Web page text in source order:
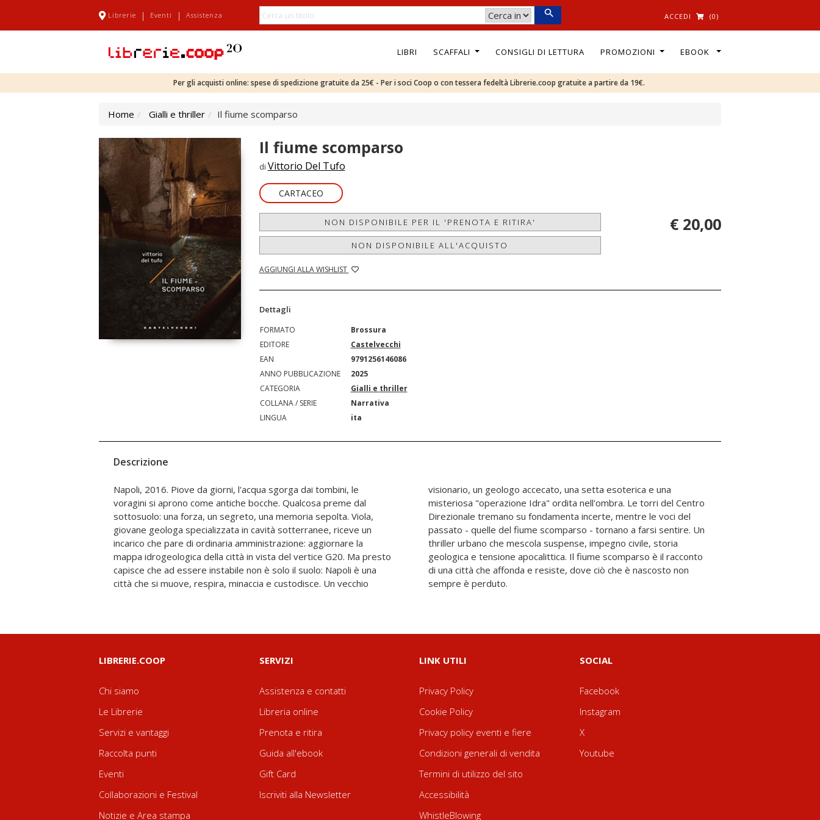
Librerie | Eventi | Assistenza ACCEDI (0)
LIBRI SCAFFALI CONSIGLI DI LETTURA PROMOZIONI EBOOK
Per gli acquisti online: spese di spedizione gratuite da 25€ - Per i soci Coop o con tessera fedeltà Librerie.coop gratuite a partire da 19€.
Home Gialli e thriller Il fiume scomparso
Il fiume scomparso
di Vittorio Del Tufo
CARTACEO
NON DISPONIBILE PER IL 'PRENOTA E RITIRA'
NON DISPONIBILE ALL'ACQUISTO
AGGIUNGI ALLA WISHLIST
€ 20,00
Dettagli
FORMATO
Brossura
EDITORE
Castelvecchi
EAN
9791256146086
ANNO PUBBLICAZIONE
2025
CATEGORIA
Gialli e thriller
COLLANA / SERIE
Narrativa
LINGUA
ita
Descrizione
Napoli, 2016. Piove da giorni, l'acqua sgorga dai tombini, le
voragini si aprono come antiche bocche. Qualcosa preme dal
sottosuolo: una forza, un segreto, una memoria sepolta. Viola,
giovane geologa specializzata in cavità sotterranee, riceve un
incarico che pare di ordinaria amministrazione: aggiornare la
mappa idrogeologica della città in vista del vertice G20. Ma presto
capisce che ad essere instabile non è solo il suolo: Napoli è una
città che si muove, respira, minaccia e custodisce. Un vecchio
visionario, un geologo accecato, una setta esoterica e una
misteriosa "operazione Idra" ordita nell'ombra. Le torri del Centro
Direzionale tremano su fondamenta incerte, mentre le voci del
passato - quelle del fiume scomparso - tornano a farsi sentire. Un
thriller urbano che mescola suspense, impegno civile, storia
geologica e tensione apocalittica. Il fiume scomparso è il racconto
di una città che affonda e resiste, dove ciò che è nascosto non
sempre è perduto.
LIBRERIE.COOP
Chi siamo
Le Librerie
Servizi e vantaggi
Raccolta punti
Eventi
Collaborazioni e Festival
Notizie e Area stampa
SERVIZI
Assistenza e contatti
Libreria online
Prenota e ritira
Guida all'ebook
Gift Card
Iscriviti alla Newsletter
LINK UTILI
Privacy Policy
Cookie Policy
Privacy policy eventi e fiere
Condizioni generali di vendita
Termini di utilizzo del sito
Accessibilità
WhistleBlowing
SOCIAL
Facebook
Instagram
X
Youtube